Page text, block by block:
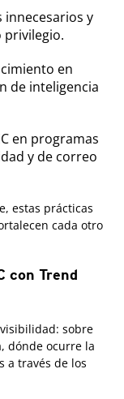
innecesarios y
privilegio.
en
de inteligencia
en programas
y de correo
estas prácticas
cada otro
con Trend
sobre
dónde ocurre la
a través de los